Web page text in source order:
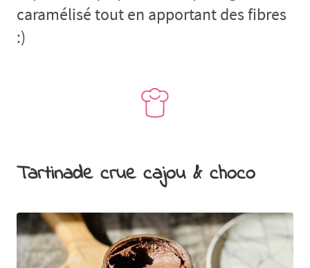
caramélisé tout en apportant des fibres
:)
Tartinade crue cajou & choco